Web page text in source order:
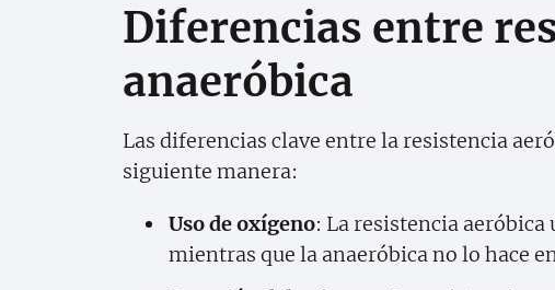
Diferencias entre
anaeróbica
Las diferencias clave entre la resistencia
siguiente manera:
Uso de oxígeno: La resistencia
mientras que la anaeróbica no lo hace